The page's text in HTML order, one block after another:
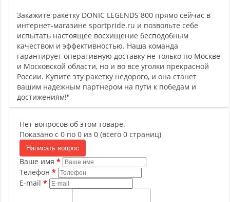
Закажите ракетку DONIC LEGENDS 800 прямо сейчас в
интернет-магазине sportpride.ru и позвольте себе
испытать настоящее восхищение бесподобным
качеством и эффективностью. Наша команда
гарантирует оперативную доставку не только по Москве
и Московской области, но и во все уголки прекрасной
России. Купите эту ракетку недорого, и она станет
вашим надежным партнером на пути к победам и
достижениям!"
Нет вопросов об этом товаре.
Показано с 0 по 0 из 0 (всего 0 страниц)
Написать вопрос
Ваше имя
Телефон
E-mail